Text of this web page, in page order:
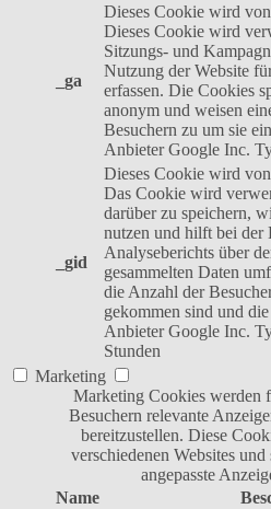
_ga
Dieses Cookie wird
Dieses Cookie wird
Sitzungs- und
Nutzung der Website
erfassen. Die Cookies
anonym und weisen
Besuchern zu um sie
Anbieter Google Inc.
_gid
Dieses Cookie wird
Das Cookie wird
darüber zu speichern,
nutzen und hilft bei der
Analyseberichts über
gesammelten Daten
die Anzahl der
gekommen sind und
Anbieter Google Inc.
Stunden
Marketing
Marketing Cookies werden
Besuchern relevante
bereitzustellen. Diese
verschiedenen Websites
angepasste
Name